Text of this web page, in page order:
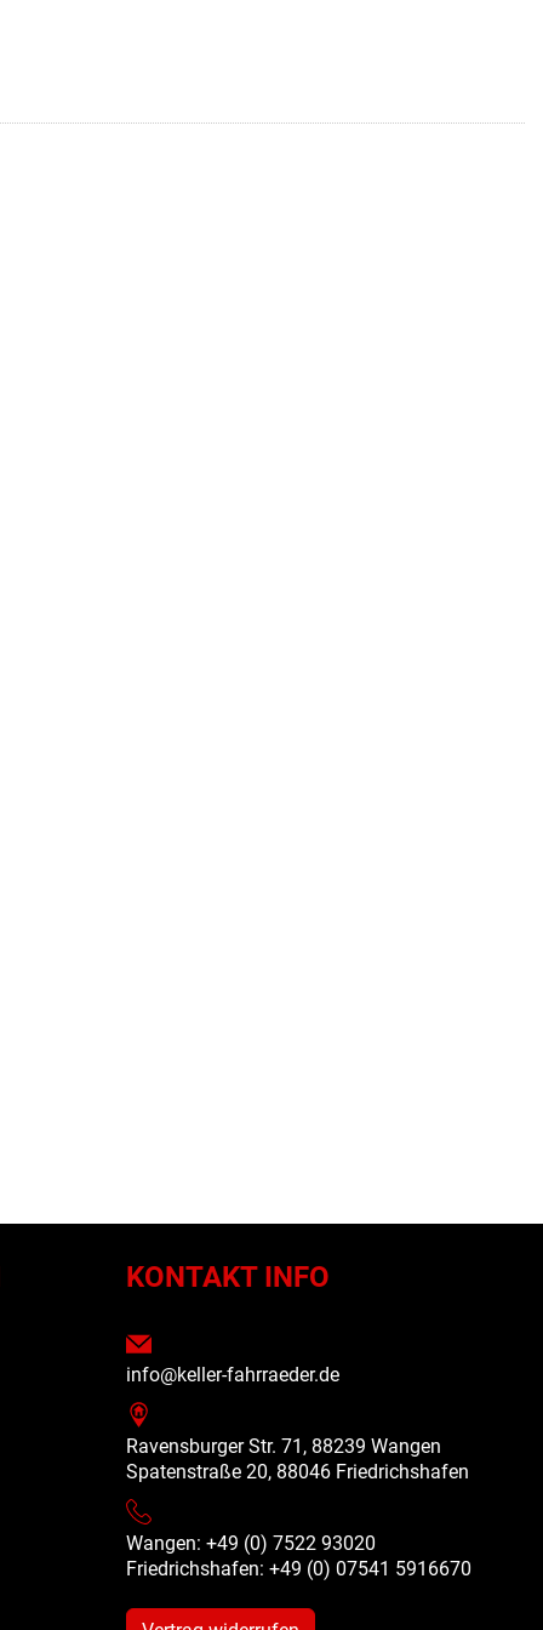
KONTAKT INFO
info@keller-fahrraeder.de
Ravensburger Str. 71, 88239 Wangen
Spatenstraße 20, 88046 Friedrichshafen
Wangen: +49 (0) 7522 93020
Friedrichshafen: +49 (0)07541 5916670